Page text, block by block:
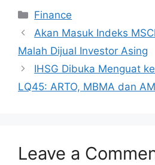
Categories
Finance
Akan Masuk Indeks
Malah Dijual Investor Asing
IHSG Dibuka Menguat
LQ45: ARTO, MBMA dan
Leave a